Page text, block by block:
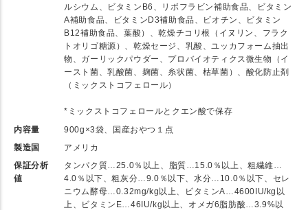
ルシウム、ビタミンB6、リボフラビン補助食品、ビタミン
A補助食品、ビタミンD3補助食品、ビオチン、ビタミン
B12補助食品、葉酸）、乾燥チコリ根（イヌリン、フラク
トオリゴ糖源）、乾燥セージ、乳酸、ユッカフォーム抽出
物、ガーリックパウダー、プロバイオティクス微生物（イ
ースト菌、乳酸菌、麹菌、糸状菌、枯草菌）、酸化防止剤
（ミックストコフェロール）
*ミックストコフェロールとクエン酸で保存
内容量
900g×3袋、国産おやつ１点
製造国
アメリカ
保証分析
値
タンパク質…25.0％以上、脂質…15.0％以上、粗繊維…
4.0％以下、粗灰分…9.0％以下、水分…10.0％以下、セレ
ニウム酵母…0.32mg/kg以上、ビタミンA…4600IU/kg以
上、ビタミンE…46IU/kg以上、オメガ6脂肪酸…3.9%以